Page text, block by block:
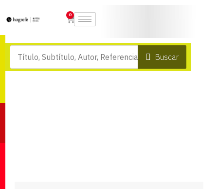
0
Buscar